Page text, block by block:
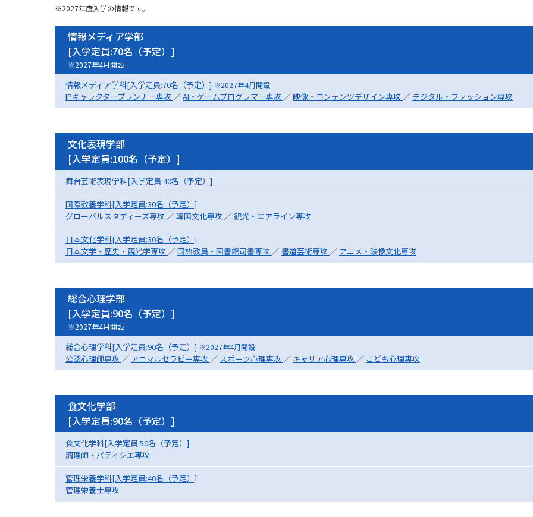
SELFBRAND特集ページ
オープンキャンパスなどを調
志望校・出願校を調べる
併願校選び 受験スケジュールを立て
学問発見
学問のミニ講義「夢ナビ講義」 学問
※2027年度入学の情報です。
情報メディア学部
[入学定員:70名（予定）]
※2027年4月開設
情報メディア学科[入学定員:70名（予定）] ※2027年4月開設
IPキャラクタープランナー専攻 ／AI・ゲームプログラマー専攻 ／ 映像・コンテンツデザイン専攻 ／ デジタル・ファッション専攻
文化表現学部
[入学定員:100名（予定）]
舞台芸術表現学科[入学定員:40名（予定）]
国際教養学科[入学定員:30名（予定）]
グローバルスタディーズ専攻 ／韓国文化専攻 ／ 観光・エアライン専攻
日本文化学科[入学定員:30名（予定）]
日本文学・歴史・観光学専攻 ／国語教員・図書館司書専攻 ／書道芸術専攻 ／ アニメ・映像文化専攻
総合心理学部
[入学定員:90名（予定）]
※2027年4月開設
総合心理学科[入学定員:90名（予定）] ※2027年4月開設
公認心理師専攻 ／ アニマルセラピー専攻 ／ スポーツ心理専攻 ／ キャリア心理専攻 ／ こども心理専攻
食文化学部
[入学定員:90名（予定）]
食文化学科[入学定員:50名（予定）]
調理師・パティシエ専攻
管理栄養学科[入学定員:40名（予定）]
管理栄養士専攻